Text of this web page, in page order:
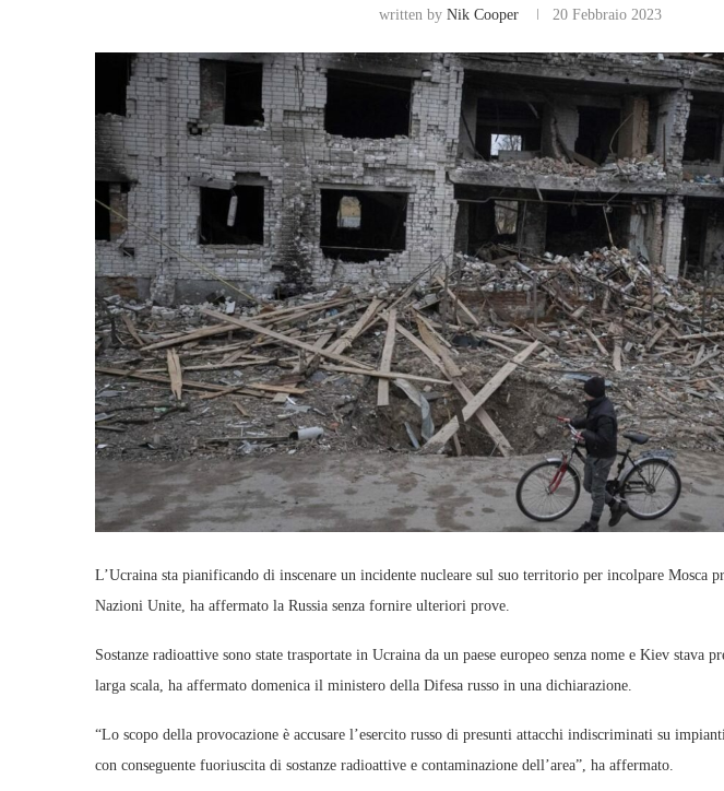
written byNik Cooper 20 Febbraio 2023
L’Ucraina sta pianificando di inscenare un incidente nucleare sul suo territorio per incolpare Mosca
Nazioni Unite, ha affermato la Russia senza fornire ulteriori prove.
Sostanze radioattive sono state trasportate in Ucraina da un paese europeo senza nome e Kiev stava
larga scala, ha affermato domenica il ministero della Difesa russo in una dichiarazione.
“Lo scopo della provocazione è accusare l’esercito russo di presunti attacchi indiscriminati su
con conseguente fuoriuscita di sostanze radioattive e contaminazione dell’area”, ha affermato.